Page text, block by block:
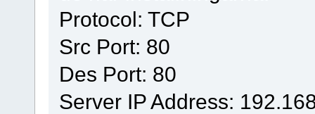
Protocol: TCP
Src Port: 80
Des Port: 80
Server IP Address: